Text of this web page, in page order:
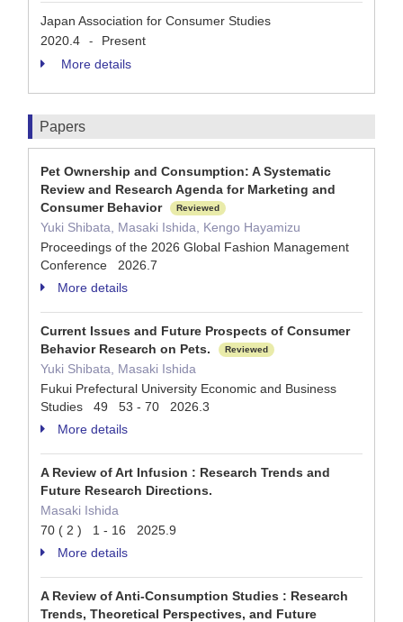
Japan Association for Consumer Studies
2020.4
-
Present
More details
Papers
Pet Ownership and Consumption: A Systematic
Review and Research Agenda for Marketing and
Consumer Behavior
Reviewed
Yuki Shibata, Masaki Ishida, Kengo Hayamizu
Proceedings of the 2026 Global Fashion Management
Conference 2026.7
More details
Current Issues and Future Prospects of Consumer
Behavior Research on Pets.
Reviewed
Yuki Shibata, Masaki Ishida
Fukui Prefectural University Economic and Business
Studies 49 53 - 70 2026.3
More details
A Review of Art Infusion : Research Trends and
Future Research Directions.
Masaki Ishida
70 ( 2 ) 1 - 16 2025.9
More details
A Review of Anti-Consumption Studies : Research
Trends, Theoretical Perspectives, and Future